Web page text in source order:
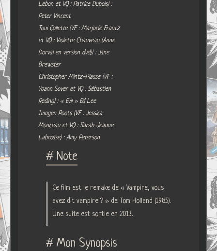
Lebon et VQ : Patrice Dubois) :
Peter Vincent
Toni Collette (VF : Marjorie Frantz
et VQ : Violette Chauveau (Anne
Dorval en version dvd)) : Jane
Brewster
Christopher Mintz-Plasse (VF :
Yoann Sover et VQ : Sébastien
Reding) : « Evil » Ed Lee
Imogen Poots (VF : Jessica
Monceau et VQ : Sarah-Jeanne
Labrosse) : Amy Peterson
# Note
Ce film est le remake de « Vampire, vous
avez dit vampire ? » de Tom Holland (1985).
Une suite est sortie en 2013.
# Mon Synopsis